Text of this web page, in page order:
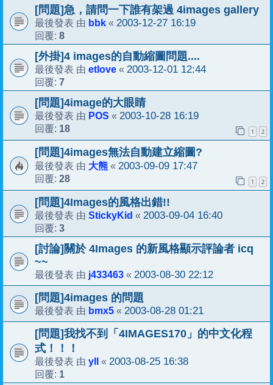
[問題]急，請問一下誰有架過 4images gallery
最後發表 由 bbk « 2003-12-27 16:19
回覆: 8
[外掛]4 images的自動縮圖問題....
最後發表 由 etlove « 2003-12-01 12:44
回覆: 7
[問題]4image的大眼睛
最後發表 由 POS « 2003-10-28 16:19
回覆: 18 1 2
[問題]4images無法自動建立縮圖?
最後發表 由 大熊 « 2003-09-09 17:47
回覆: 28 1 2
[問題]4Images的風格出錯!!
最後發表 由 StickyKid « 2003-09-04 16:40
回覆: 3
[討論]關於 4Images 的新風格顯示評論者 icq
~~
最後發表 由 j433463 « 2003-08-30 22:12
[問題]4images 的問題
最後發表 由 bmx5 « 2003-08-28 01:21
[問題]我找不到「4IMAGES170」的中文化程
式！！！
最後發表 由 yll « 2003-08-25 16:38
回覆: 1